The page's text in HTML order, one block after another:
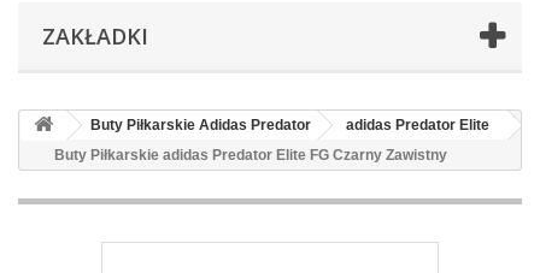
ZAKŁADKI
Buty Piłkarskie Adidas Predator
adidas Predator Elite
Buty Piłkarskie adidas Predator Elite FG Czarny Zawistny